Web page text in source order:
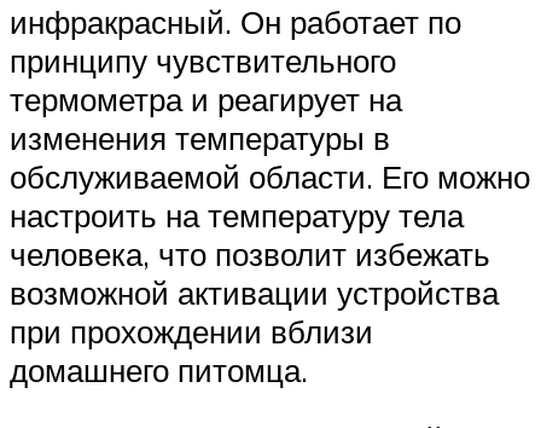
инфракрасный. Он работает по
принципу чувствительного
термометра и реагирует на
изменения температуры в
обслуживаемой области. Его можно
настроить на температуру тела
человека, что позволит избежать
возможной активации устройства
при прохождении вблизи
домашнего питомца.